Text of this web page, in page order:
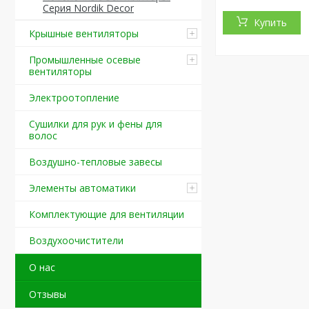
Серия Nordik Decor
Крышные вентиляторы
Промышленные осевые
вентиляторы
Электроотопление
Сушилки для рук и фены для
волос
Воздушно-тепловые завесы
Элементы автоматики
Комплектующие для вентиляции
Воздухоочистители
О нас
Отзывы
Купить